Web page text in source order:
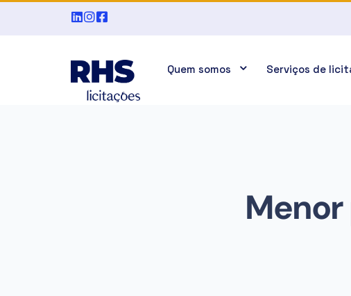
Quem somos Serviços de